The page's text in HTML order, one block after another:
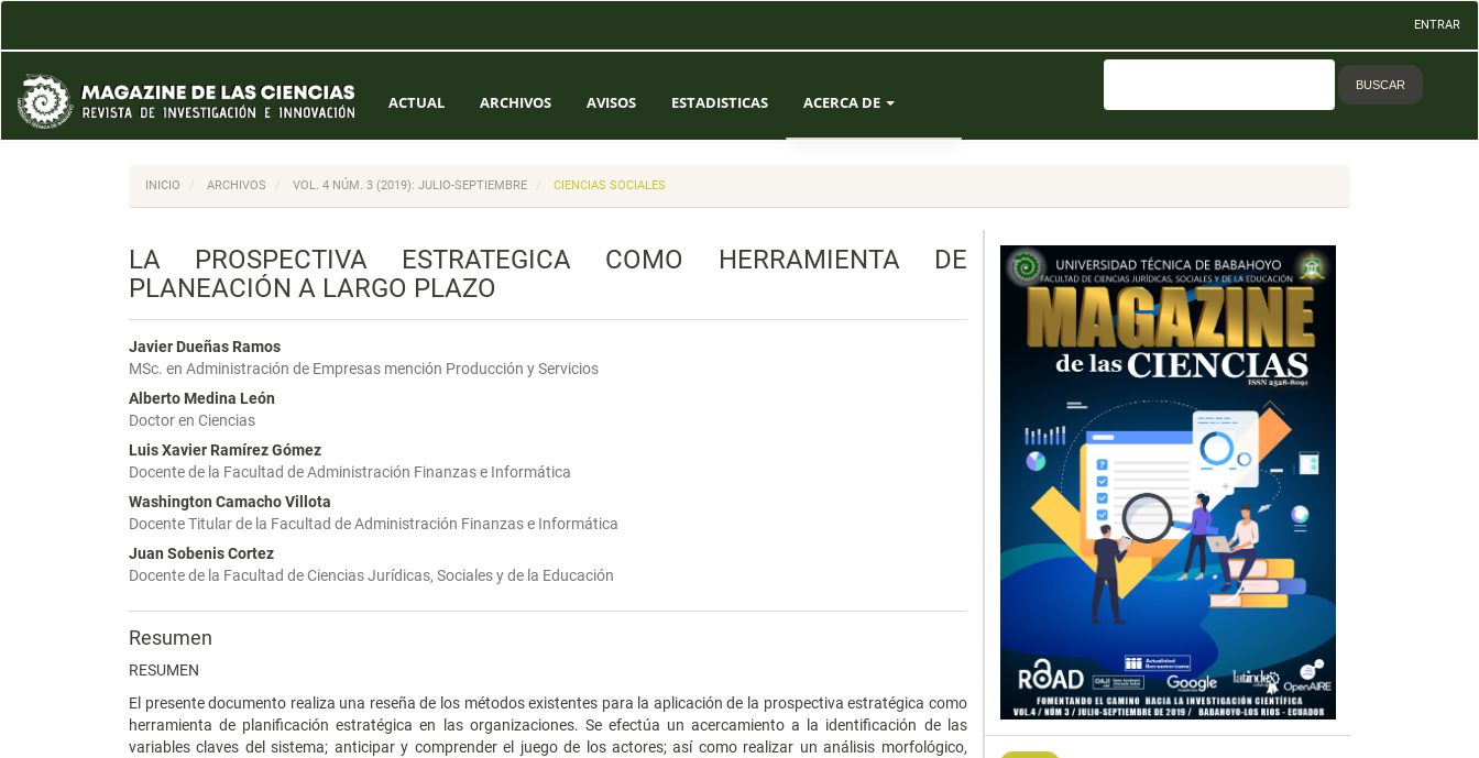
Contenido
principal
Barra
lateral
ENTRAR
ACTUAL ARCHIVOS AVISOS ESTADISTICAS ACERCA DE
BUSCAR
INICIO ARCHIVOS VOL. 4 NÚM. 3 (2019): JULIO-SEPTIEMBRE CIENCIAS SOCIALES
LA PROSPECTIVA ESTRATEGICA COMO HERRAMIENTA DE
PLANEACIÓN A LARGO PLAZO
Javier Dueñas Ramos
MSc. en Administración de Empresas mención Producción y Servicios
Alberto Medina León
Doctor en Ciencias
Luis Xavier Ramírez Gómez
Docente de la Facultad de Administración Finanzas e Informática
Washington Camacho Villota
Docente Titular de la Facultad de Administración Finanzas e Informática
Juan Sobenis Cortez
Docente de la Facultad de Ciencias Jurídicas, Sociales y de la Educación
Resumen
RESUMEN
El presente documento realiza una reseña de los métodos existentes para la aplicación de la prospectiva estratégica como
herramienta de planificación estratégica en las organizaciones. Se efectúa un acercamiento a la identificación de las
variables claves del sistema; anticipar y comprender el juego de los actores; así como realizar un análisis morfológico,